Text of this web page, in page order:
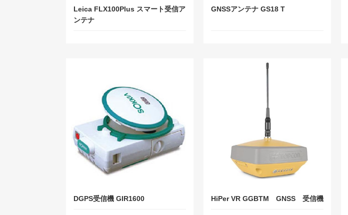
Leica FLX100Plus スマート受信ア
ンテナ
GNSSアンテナ GS18 T
DGPS受信機 GIR1600 HiPer VR GGBTM GNSS 受信機